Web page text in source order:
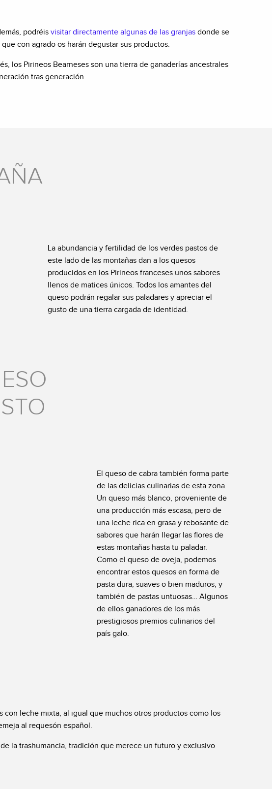
podréis visitar directamente algunas de las granjasdonde se
con agrado os harán degustar sus productos.
los Pirineos Bearneses son una tierra de ganaderías ancestrales
tras generación.
La abundancia y fertilidad de los verdes pastos de
este lado de las montañas dan a los quesos
producidos en los Pirineos franceses unos sabores
llenos de matices únicos. Todos los amantes del
queso podrán regalar sus paladares y apreciar el
gusto de una tierra cargada de identidad.
El queso de cabra también forma parte
de las delicias culinarias de esta zona.
Un queso más blanco, proveniente de
una producción más escasa, pero de
una leche rica en grasa y rebosante de
sabores que harán llegar las flores de
estas montañas hasta tu paladar.
Como el queso de oveja, podemos
encontrar estos quesos en forma de
pasta dura, suaves o bien maduros, y
también de pastas untuosas… Algunos
de ellos ganadores de los más
prestigiosos premios culinarios del
país galo.
leche mixta, al igual que muchos otros productos como los
al requesón español.
la trashumancia, tradición que merece un futuro y exclusivo